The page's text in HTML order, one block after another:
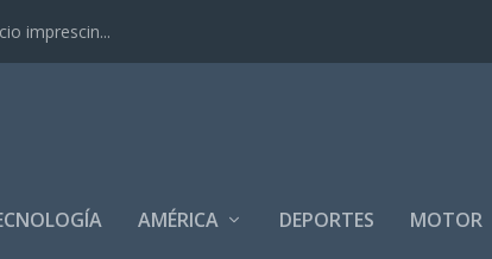
imprescin...
AMÉRICA DEPORTES MOTOR